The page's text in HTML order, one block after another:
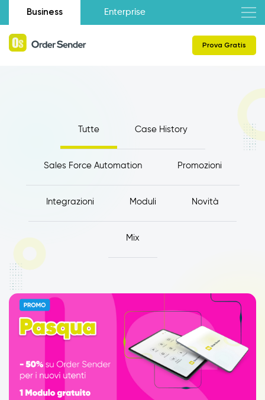
Business Enterprise
Prova Gratis
Tutte Case History
Sales Force Automation Promozioni
Integrazioni Moduli Novità
Mix